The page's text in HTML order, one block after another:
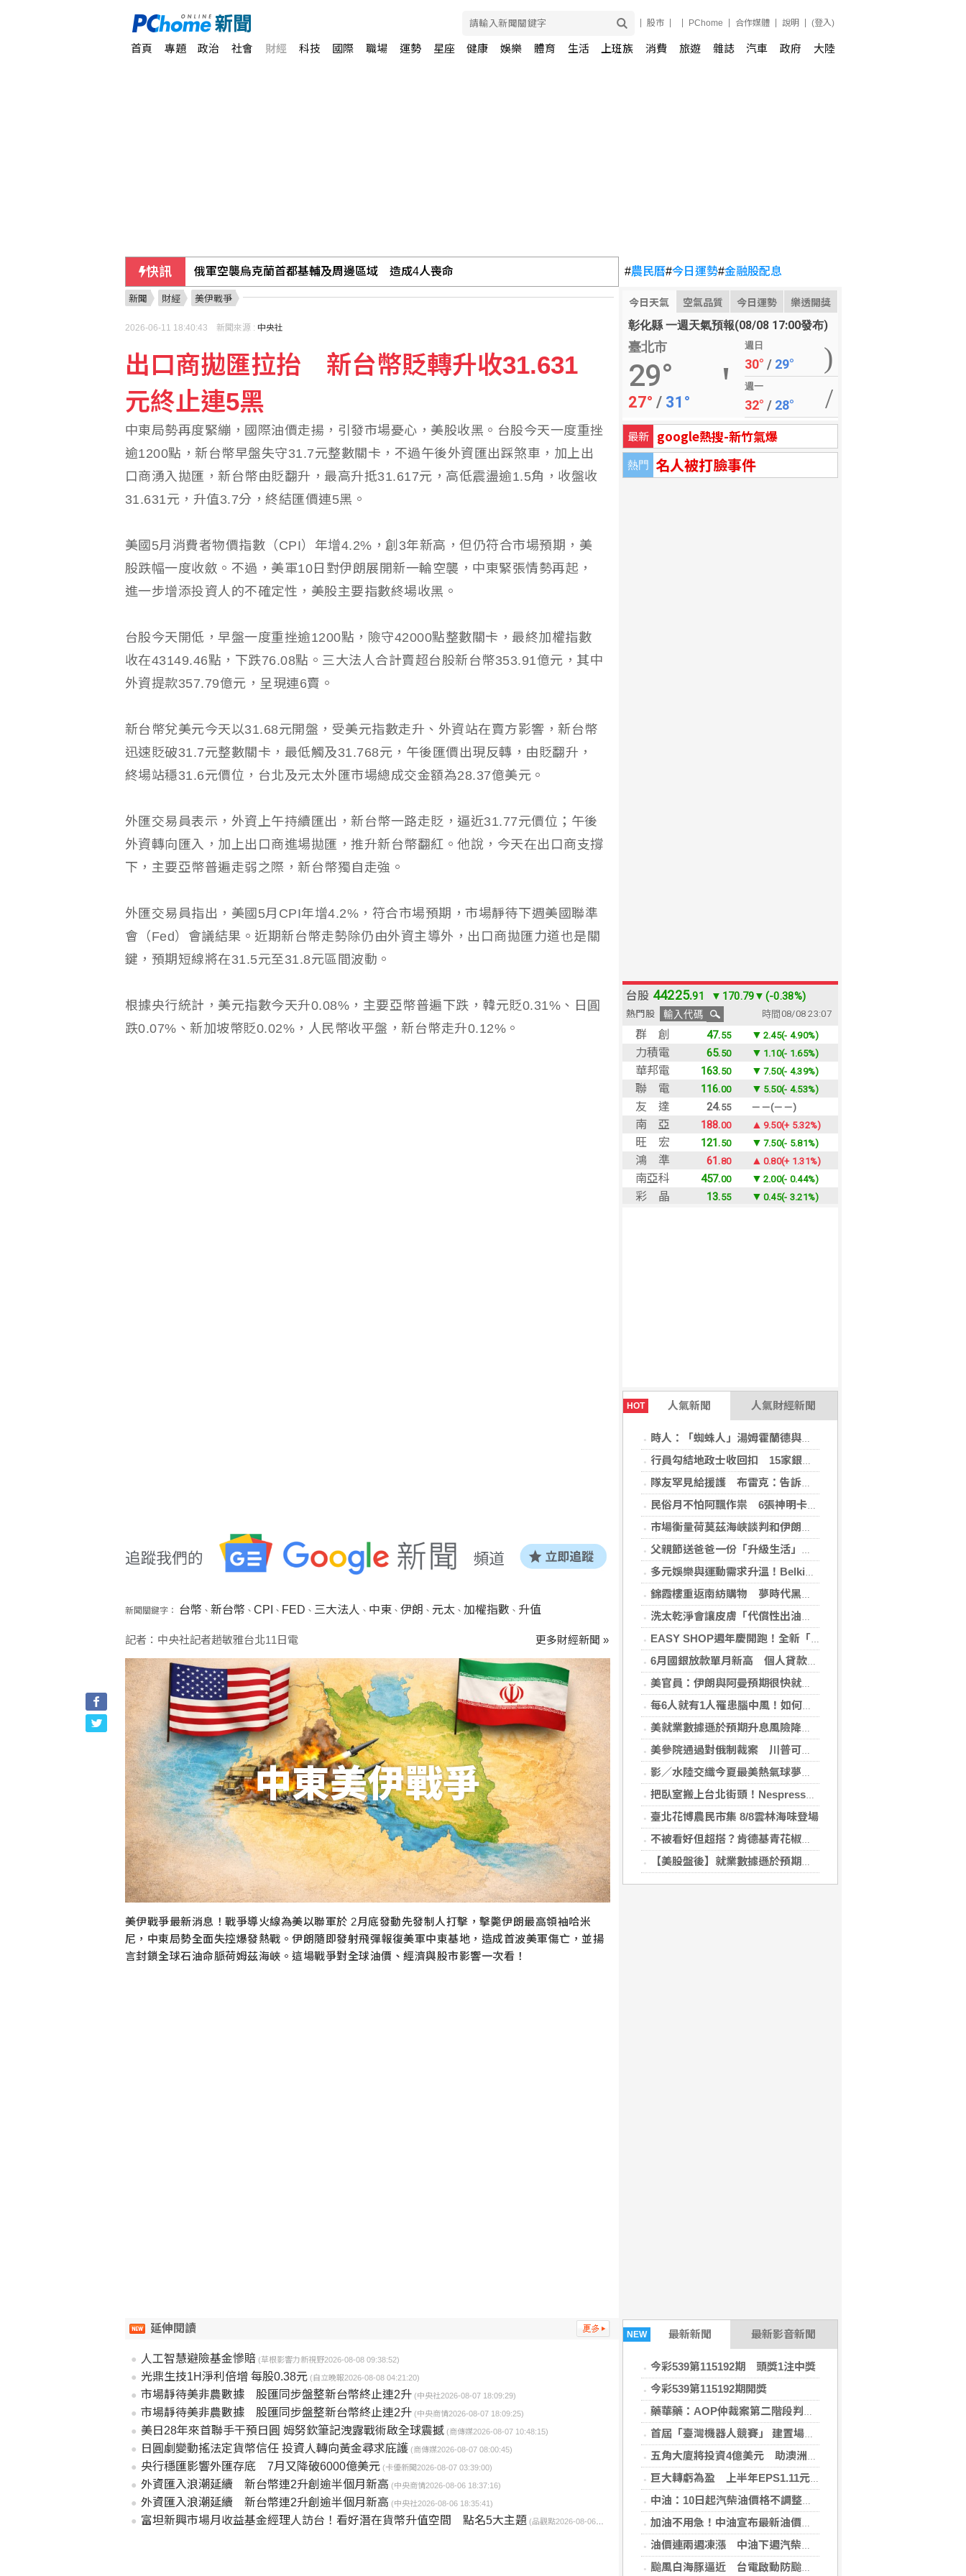
股市 PChome 合作媒體 說明 (登入)
首頁 專題 政治 社會 財經 科技 國際 職場 運勢 星座 健康 娛樂 體育 生活 上班族 消費 旅遊 雜誌 汽車 政府 大陸
快訊 俄軍空襲烏克蘭首都基輔及周邊區域 造成4人喪命 #農民曆#今日運勢#金融股配息
今日天氣 空氣品質 今日運勢 樂透開獎
彰化縣 一週天氣預報(08/08 17:00發布)
臺北市
29°
27° / 31°
週日
30° / 29°
週一
32° / 28°
最新 google熱搜-新竹氣爆
熱門 名人被打臉事件
HOT 人氣新聞 人氣財經新聞
時人：「蜘蛛人」湯姆霍蘭德與辛蒂亞已辦派對慶祝結婚
行員勾結地政士收回扣 15家銀行60多人涉案
隊友罕見給援護 布雷克：告訴自己不要搞砸
民俗月不怕阿飄作祟 6張神明卡護佑平安
市場衡量荷莫茲海峽談判和伊朗局勢 油價走高
父親節送爸爸一份「升級生活」的禮物！全國電子仁德中山店盛大開幕 家電9折、滿千抽好禮
多元娛樂與運動需求升溫！Belkin 打造多情境科技配件生態系全新推出 Nintendo Switch 2 系列配件 升級遊戲體驗
錦霞樓重返南紡購物 夢時代黑毛屋新開張
洗太乾淨會讓皮膚「代償性出油」？2招擺脫外油內乾的穩膚對策
EASY SHOP週年慶開跑！全新「戀戀星光」雙爆款買一送一！讓你轉身即是焦點
6月國銀放款單月新高 個人貸款暴增2575億
美官員：伊朗與阿曼預期很快就荷莫茲海峽達成協議
每6人就有1人罹患腦中風！如何預防中風？危險因子與治療新進展
美就業數據遜於預期升息風險降低 美股收紅
美參院通過對俄制裁案 川普可課俄商品最高500%關稅
影／水陸交織今夏最美熱氣球夢幻聯動水舞展演 點亮池上大坡池
把臥室搬上台北街頭！Nespresso 打造期間限定《早咖起居室》
臺北花博農民市集 8/8雲林海味登場
不被看好但超搭？肯德基青花椒從炸雞跨界甜點，全新「青花椒花生蛋撻」8/11限時兩周開賣
【美股盤後】就業數據遜於預期升息風險降 收紅
NEW 最新新聞 最新影音新聞
今彩539第115192期 頭獎1注中獎
今彩539第115192期開獎
藥華藥：AOP仲裁案第二階段判斷出爐 財務無重大影響
首屆「臺灣機器人競賽」 建置場域驗證環境
五角大廈將投資4億美元 助澳洲開發稀土礦物
巨大轉虧為盈 上半年EPS1.11元H2審慎樂觀
中油：10日起汽柴油價格不調整 95無鉛維持32元
加油不用急！中油宣布最新油價 下周汽、柴油「凍漲」
油價連兩週凍漲 中油下週汽柴油價格不調整
颱風白海豚逼近 台電啟動防颱整備
新聞 財經 美伊戰爭
2026-06-11 18:40:43 新聞來源 : 中央社
出口商拋匯拉抬 新台幣貶轉升收31.631
元終止連5黑
中東局勢再度緊繃，國際油價走揚，引發市場憂心，美股收黑。台股今天一度重挫
逾1200點，新台幣早盤失守31.7元整數關卡，不過午後外資匯出踩煞車，加上出
口商湧入拋匯，新台幣由貶翻升，最高升抵31.617元，高低震盪逾1.5角，收盤收
31.631元，升值3.7分，終結匯價連5黑。
美國5月消費者物價指數（CPI）年增4.2%，創3年新高，但仍符合市場預期，美
股跌幅一度收斂。不過，美軍10日對伊朗展開新一輪空襲，中東緊張情勢再起，
進一步增添投資人的不確定性，美股主要指數終場收黑。
台股今天開低，早盤一度重挫逾1200點，險守42000點整數關卡，最終加權指數
收在43149.46點，下跌76.08點。三大法人合計賣超台股新台幣353.91億元，其中
外資提款357.79億元，呈現連6賣。
新台幣兌美元今天以31.68元開盤，受美元指數走升、外資站在賣方影響，新台幣
迅速貶破31.7元整數關卡，最低觸及31.768元，午後匯價出現反轉，由貶翻升，
終場站穩31.6元價位，台北及元太外匯市場總成交金額為28.37億美元。
外匯交易員表示，外資上午持續匯出，新台幣一路走貶，逼近31.77元價位；午後
外資轉向匯入，加上出口商進場拋匯，推升新台幣翻紅。他說，今天在出口商支撐
下，主要亞幣普遍走弱之際，新台幣獨自走強。
外匯交易員指出，美國5月CPI年增4.2%，符合市場預期，市場靜待下週美國聯準
會（Fed）會議結果。近期新台幣走勢除仍由外資主導外，出口商拋匯力道也是關
鍵，預期短線將在31.5元至31.8元區間波動。
根據央行統計，美元指數今天升0.08%，主要亞幣普遍下跌，韓元貶0.31%、日圓
跌0.07%、新加坡幣貶0.02%，人民幣收平盤，新台幣走升0.12%。
新聞關鍵字： 台幣 、 新台幣 、 CPI 、 FED 、 三大法人 、 中東、 伊朗 、 元太 、 加權指數 、 升值
記者：中央社記者趙敏雅台北11日電 更多財經新聞 »
中東美伊戰爭
美伊戰爭最新消息！戰爭導火線為美以聯軍於 2月底發動先發制人打擊，擊斃伊朗最高領袖哈米
尼，中東局勢全面失控爆發熱戰。伊朗隨即發射飛彈報復美軍中東基地，造成首波美軍傷亡，並揚
言封鎖全球石油命脈荷姆茲海峽。這場戰爭對全球油價、經濟與股市影響一次看！
延伸閱讀
人工智慧避險基金慘賠 (草根影響力新視野2026-08-08 09:38:52)
光鼎生技1H淨利倍增 每股0.38元 (自立晚報2026-08-08 04:21:20)
市場靜待美非農數據 股匯同步盤整新台幣終止連2升 (中央社2026-08-07 18:09:29)
市場靜待美非農數據 股匯同步盤整新台幣終止連2升 (中央商情2026-08-07 18:09:25)
美日28年來首聯手干預日圓 姆努欽筆記洩露戰術啟全球震撼 (商傳媒2026-08-07 10:48:15)
日圓劇變動搖法定貨幣信任 投資人轉向黃金尋求庇護 (商傳媒2026-08-07 08:00:45)
央行穩匯影響外匯存底 7月又降破6000億美元 (卡優新聞2026-08-07 03:39:00)
外資匯入浪潮延續 新台幣連2升創逾半個月新高 (中央商情2026-08-06 18:37:16)
外資匯入浪潮延續 新台幣連2升創逾半個月新高 (中央社2026-08-06 18:35:41)
富坦新興市場月收益基金經理人訪台！看好潛在貨幣升值空間 點名5大主題 (品觀點2026-08-06 12:10:43)